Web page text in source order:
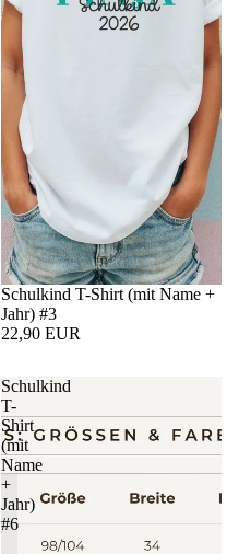
Schulkind T-Shirt (mit Name +
Jahr) #3
22,90 EUR
Schulkind
T-
Shirt
(mit
Name
+
Jahr)
#6